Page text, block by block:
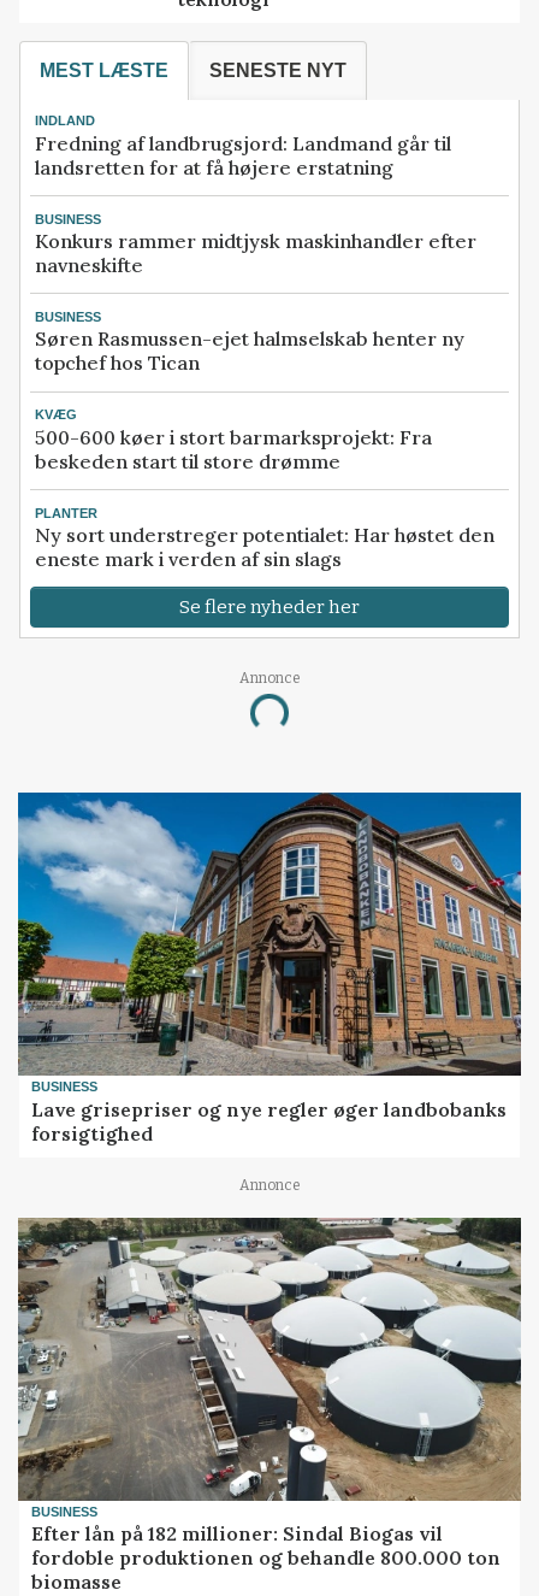
MEST LÆSTE SENESTE NYT
INDLAND
Fredning af landbrugsjord: Landmand går til
landsretten for at få højere erstatning
BUSINESS
Konkurs rammer midtjysk maskinhandler efter
navneskifte
BUSINESS
Søren Rasmussen-ejet halmselskab henter ny
topchef hos Tican
KVÆG
500-600 køer i stort barmarksprojekt: Fra
beskeden start til store drømme
PLANTER
Ny sort understreger potentialet: Har høstet den
eneste mark i verden af sin slags
Se flere nyheder her
Annonce
Loading...
BUSINESS
Lave grisepriser og nye regler øger landbobanks
forsigtighed
Annonce
BUSINESS
Efter lån på 182 millioner: Sindal Biogas vil
fordoble produktionen og behandle 800.000 ton
biomasse